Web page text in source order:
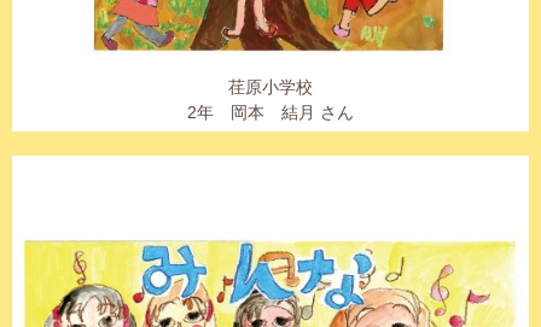
荏原小学校
2年 岡本 結月 さん